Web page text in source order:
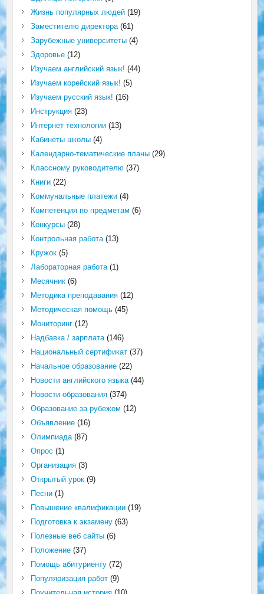
Жизнь популярных людей(19)
Заместителю директора(61)
Зарубежные университеты(4)
Здоровье(12)
Изучаем английский язык! (44)
Изучаем корейский язык! (5)
Изучаем русский язык! (16)
Инструкция(23)
Интернет технологии(13)
Кабинеты школы(4)
Календарно-тематические планы(29)
Классному руководителю(37)
Книги(22)
Коммунальные платежи(4)
Компетенция по предметам (6)
Конкурсы(28)
Контрольная работа(13)
Кружок(5)
Лабораторная работа(1)
Месячник(6)
Методика преподавания(12)
Методическая помощь(45)
Мониторинг(12)
Надбавка / зарплата(146)
Национальный сертификат(37)
Начальное образование(22)
Новости английского языка(44)
Новости образования(374)
Образование за рубежом (12)
Объявление(16)
Олимпиада(87)
Опрос (1)
Организация(3)
Открытый урок(9)
Песни(1)
Повышение квалификации(19)
Подготовка к экзамену(63)
Полезные веб сайты(6)
Положение(37)
Помощь абитуриенту(72)
Популяризация работ(9)